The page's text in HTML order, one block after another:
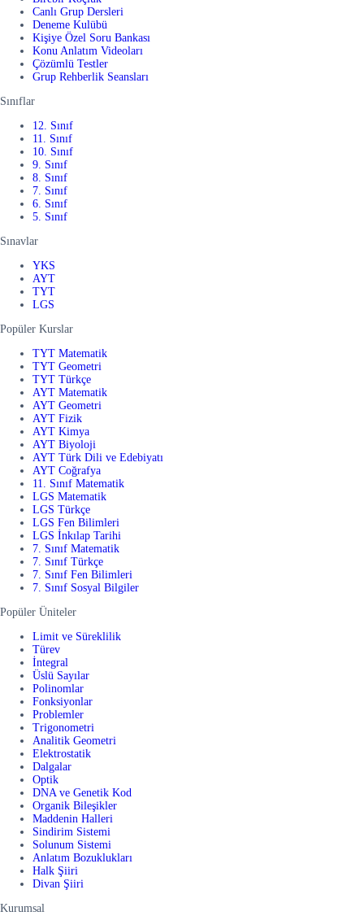
Canlı Grup Dersleri
Deneme Kulübü
Kişiye Özel Soru Bankası
Konu Anlatım Videoları
Çözümlü Testler
Grup Rehberlik Seansları
Sınıflar
12. Sınıf
11. Sınıf
10. Sınıf
9. Sınıf
8. Sınıf
7. Sınıf
6. Sınıf
5. Sınıf
Sınavlar
YKS
AYT
TYT
LGS
Popüler Kurslar
TYT Matematik
TYT Geometri
TYT Türkçe
AYT Matematik
AYT Geometri
AYT Fizik
AYT Kimya
AYT Biyoloji
AYT Türk Dili ve Edebiyatı
AYT Coğrafya
11. Sınıf Matematik
LGS Matematik
LGS Türkçe
LGS Fen Bilimleri
LGS İnkılap Tarihi
7. Sınıf Matematik
7. Sınıf Türkçe
7. Sınıf Fen Bilimleri
7. Sınıf Sosyal Bilgiler
Popüler Üniteler
Limit ve Süreklilik
Türev
İntegral
Üslü Sayılar
Polinomlar
Fonksiyonlar
Problemler
Trigonometri
Analitik Geometri
Elektrostatik
Dalgalar
Optik
DNA ve Genetik Kod
Organik Bileşikler
Maddenin Halleri
Sindirim Sistemi
Solunum Sistemi
Anlatım Bozuklukları
Halk Şiiri
Divan Şiiri
Kurumsal